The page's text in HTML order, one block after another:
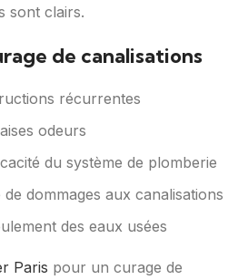
sont clairs.
de canalisations
récurrentes
odeurs
du système de plomberie
dommages aux canalisations
des eaux usées
Paris pour un curage de